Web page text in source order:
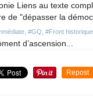
#GQ #Front historique
Liens au texte
de "dépasser la
d’ascension...
Repost